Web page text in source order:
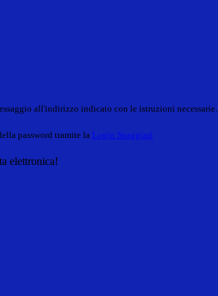
all'indirizzo indicato con le istruzioni necessarie.
password tramite la Login Spaggiari
elettronica!